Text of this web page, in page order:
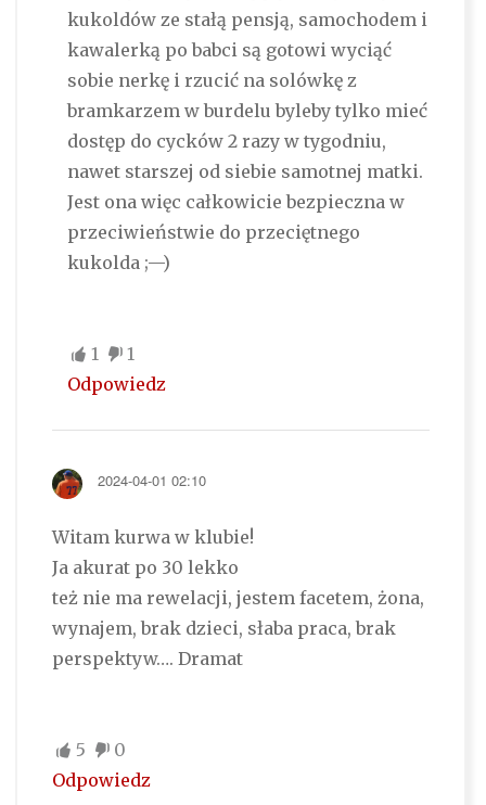
kukoldów ze stałą pensją, samochodem i
kawalerką po babci są gotowi wyciąć
sobie nerkę i rzucić na solówkę z
bramkarzem w burdelu byleby tylko mieć
dostęp do cycków 2 razy w tygodniu,
nawet starszej od siebie samotnej matki.
Jest ona więc całkowicie bezpieczna w
przeciwieństwie do przeciętnego
kukolda ;—)
1
1
Odpowiedz
2024-04-01 02:10
Witam kurwa w klubie!
Ja akurat po 30 lekko
też nie ma rewelacji, jestem facetem, żona,
wynajem, brak dzieci, słaba praca, brak
perspektyw…. Dramat
5
0
Odpowiedz